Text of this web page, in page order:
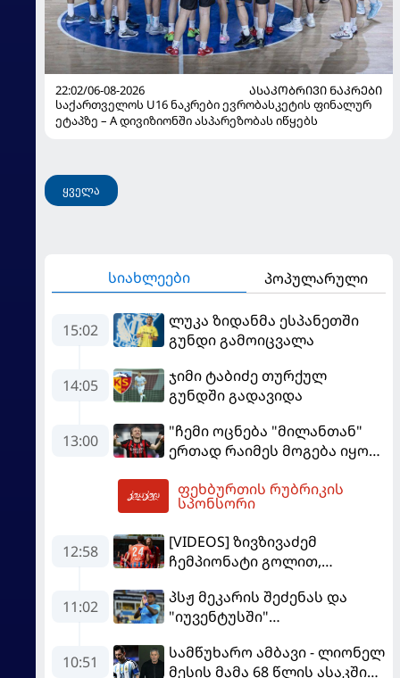
22:02/06-08-2026
ᲐᲡᲐᲙᲝᲑᲠᲘᲕᲘ ᲜᲐᲙᲠᲔᲑᲘ
საქართველოს U16 ნაკრები ევრობასკეტის ფინალურ
ეტაპზე – A დივიზიონში ასპარეზობას იწყებს
ყველა
სიახლეები პოპულარული
15:02
ლუკა ზიდანმა ესპანეთში
გუნდი გამოიცვალა
14:05
ჯიმი ტაბიძე თურქულ
გუნდში გადავიდა
13:00
"ჩემი ოცნება "მილანთან"
ერთად რაიმეს მოგება იყო" -
თავის მისიაზე ისაუბრა
ფეხბურთის რუბრიკის
სპონსორი
12:58
[VIDEOS] ზივზივაძემ
ჩემპიონატი გოლით,
გამარჯვებით დაიწყო
11:02
პსჟ მეკარის შეძენას და
"იუვენტუსში"
10:51
სამწუხარო ამბავი - ლიონელ
მესის მამა 68 წლის ასაკში